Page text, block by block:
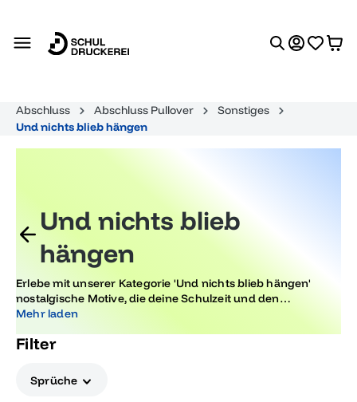
Abschluss Abschluss Pullover
Sonstiges
Und nichts blieb hängen
Und nichts blieb
hängen
Erlebe mit unserer Kategorie 'Und nichts blieb hängen'
nostalgische Motive, die deine Schulzeit und den
Abiturabschluss einfangen. Lass dich von unvergesslichen
zelebriere den besonderen Zeitgeist deiner Jugend.
Mehr laden
Filter
Sprüche